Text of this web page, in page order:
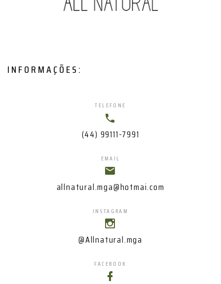
INFORMAÇÕES:
TELEFONE
(44) 99111-7991
EMAIL
allnatural.mga@hotmai.com
INSTAGRAM
@Allnatural.mga
FACEBOOK